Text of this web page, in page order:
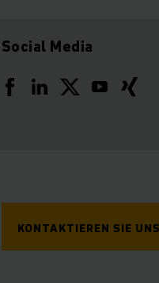
Social Media
KONTAKTIEREN SIE UNS